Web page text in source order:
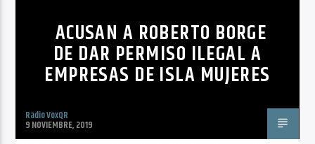
ACUSAN A ROBERTO BORGE
DE DAR PERMISO ILEGAL A
EMPRESAS DE ISLA MUJERES
Radio VoxQR
9 NOVIEMBRE, 2019